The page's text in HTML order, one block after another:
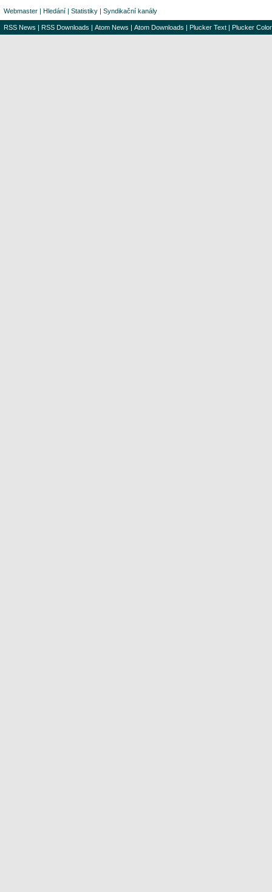
Webmaster | Hledání | Statistiky | Syndikační kanály
RSS News | RSS Downloads | Atom News | Atom Downloads | Plucker Text | Plucker Color